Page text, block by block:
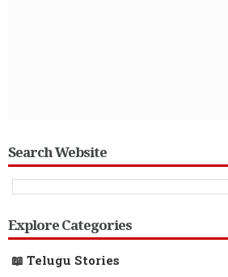
Search Website
Explore Categories
📖 Telugu Stories